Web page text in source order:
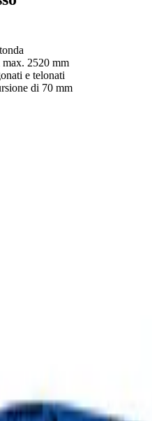
2520 mm
e telonati
di 70 mm